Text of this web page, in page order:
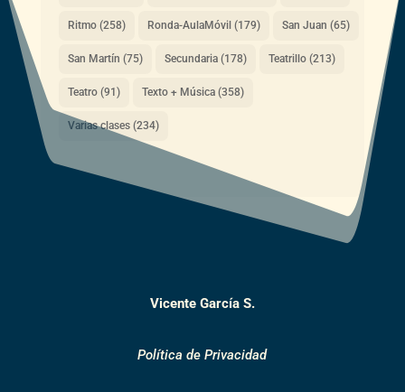
Ritmo(258) Ronda-AulaMóvil (179) San Juan (65)
San Martín (75) Secundaria(178) Teatrillo(213)
Teatro(91) Texto + Música(358)
Varias clases(234)
Vicente García S.
Política de Privacidad